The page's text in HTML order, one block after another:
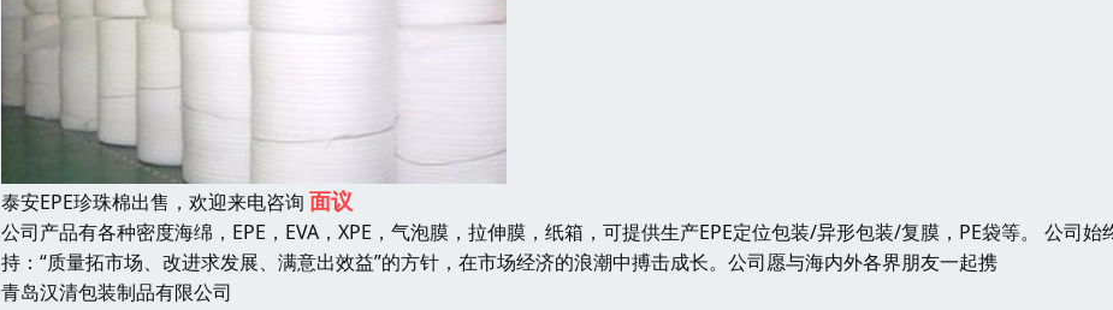
泰安EPE珍珠棉出售，欢迎来电咨询 面议
公司产品有各种密度海绵，EPE，EVA，XPE，气泡膜，拉伸膜，纸箱，可提供生产EPE定位包装/异形包装/复膜，PE袋等。 公司始
持：“质量拓市场、改进求发展、满意出效益”的方针，在市场经济的浪潮中搏击成长。公司愿与海内外各界朋友一起携
青岛汉清包装制品有限公司